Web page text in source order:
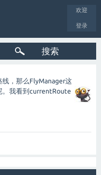
欢迎
登录
搜索
，那么FlyManager这
。我看到currentRoute